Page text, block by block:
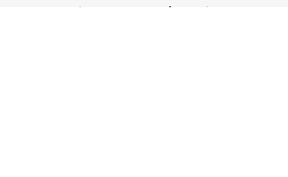
está previsto para 19 de maio, na